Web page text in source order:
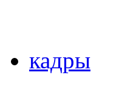
кадры